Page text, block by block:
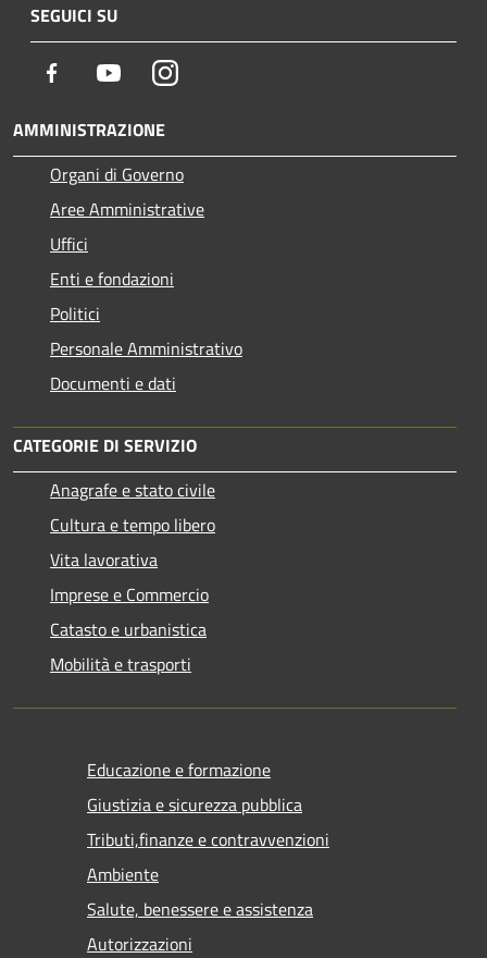
SEGUICI SU
Facebook YoutubeInstagram
AMMINISTRAZIONE
Organi di Governo
Aree Amministrative
Uffici
Enti e fondazioni
Politici
Personale Amministrativo
Documenti e dati
CATEGORIE DI SERVIZIO
Anagrafe e stato civile
Cultura e tempo libero
Vita lavorativa
Imprese e Commercio
Catasto e urbanistica
Mobilità e trasporti
Educazione e formazione
Giustizia e sicurezza pubblica
Tributi,finanze e contravvenzioni
Ambiente
Salute, benessere e assistenza
Autorizzazioni